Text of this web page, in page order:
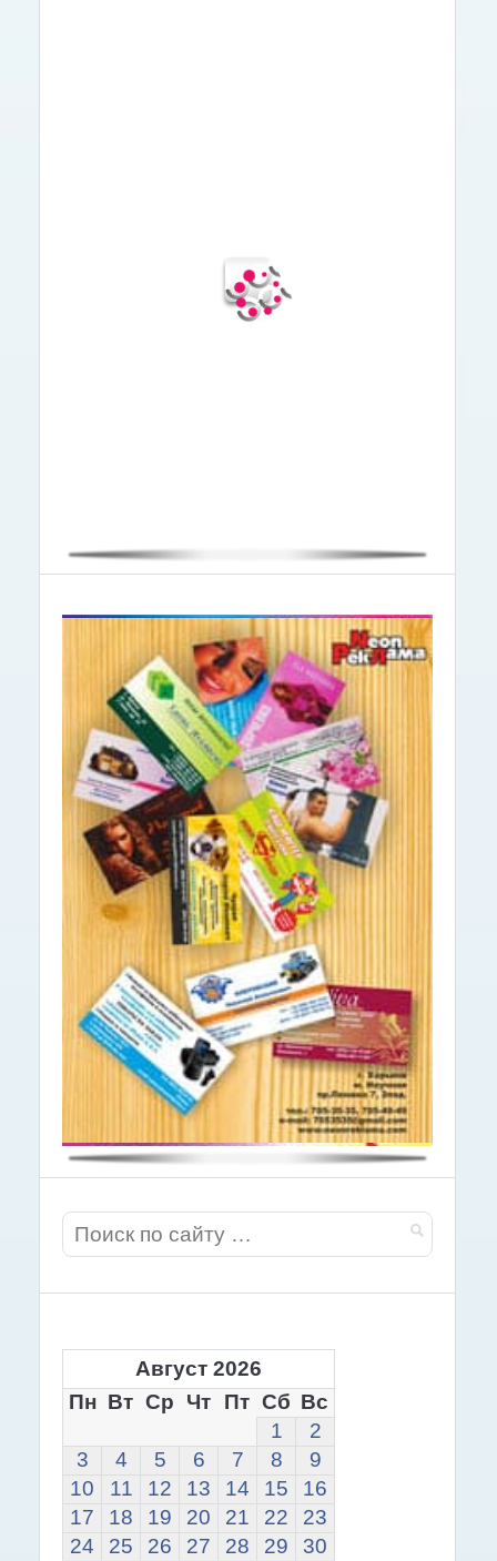
Август 2026
Пн Вт Ср Чт Пт Сб Вс
1
2
3
4 5 6 7 8
9
10
11 12 13 14 15
16
17
18 19 20 21 22
23
24
25 26 27 28 29
30